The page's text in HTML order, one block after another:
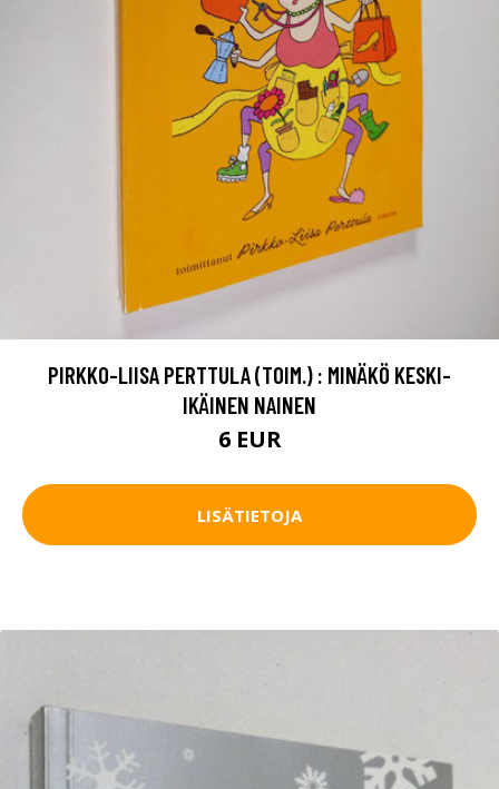
PIRKKO-LIISA PERTTULA (TOIM.) : MINÄKÖ KESKI-
IKÄINEN NAINEN
6 EUR
LISÄTIETOJA